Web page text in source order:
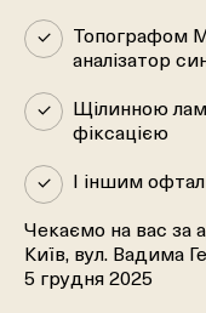
Топографом
аналізатор
Щілинною
фіксацією
І іншим
Чекаємо на вас за
Київ, вул. Вадима
5 грудня 2025